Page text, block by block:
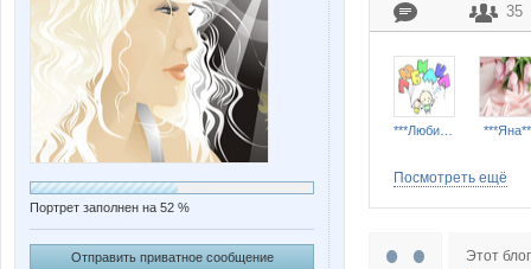
Портрет заполнен на 52 %
Отправить приватное сообщение
35
Посмотреть ещё
Этот